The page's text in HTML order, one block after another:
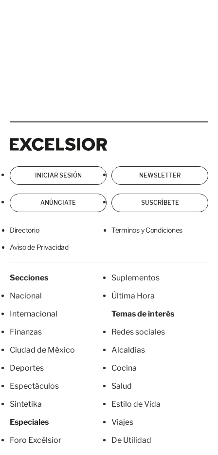
INICIAR SESIÓN NEWSLETTER
ANÚNCIATE SUSCRÍBETE
Directorio Términos y Condiciones
Aviso de Privacidad
Secciones
Nacional
Internacional
Finanzas
Ciudad de México
Deportes
Espectáculos
Sintetika
Especiales
Foro Excélsior
Suplementos
Última Hora
Temas de interés
Redes sociales
Alcaldías
Cocina
Salud
Estilo de Vida
Viajes
De Utilidad